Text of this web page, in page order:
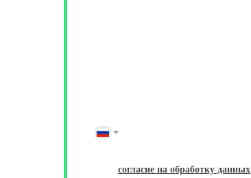
согласие на обработку данных